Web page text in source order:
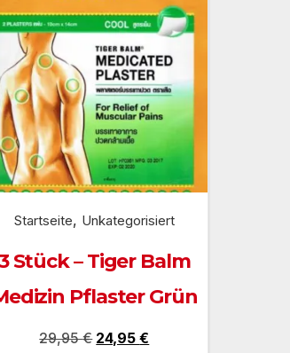
Startseite, Unkategorisiert
Stück – Tiger Balm
Pflaster Grün
29,95€ Ursprünglicher
24,95€